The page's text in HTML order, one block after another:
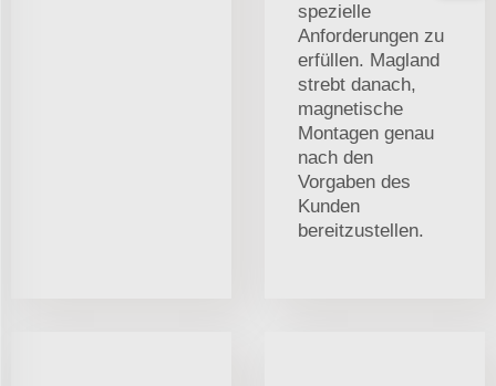
spezielle
Anforderungen zu
erfüllen. Magland
strebt danach,
magnetische
Montagen genau
nach den
Vorgaben des
Kunden
bereitzustellen.